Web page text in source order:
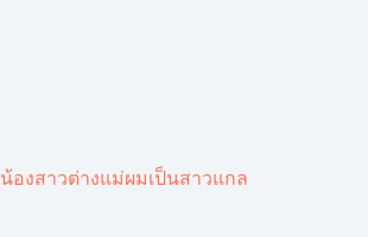
น้องสาวต่างแม่ผมเป็นสาวแกล